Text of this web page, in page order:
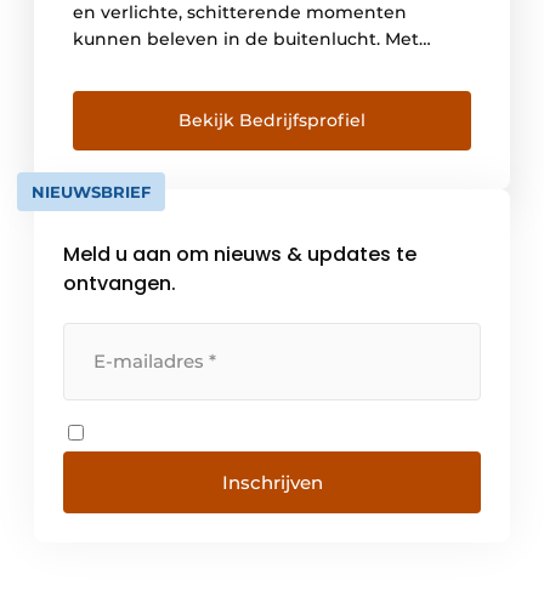
en verlichte, schitterende momenten
kunnen beleven in de buitenlucht. Met
zonweringen en pergola’s en accessoires
zoals glazen deuren, verlichtings- en
geluidssystemen en verwarmingstoestellen.
Wij brengen het “Made in Italy” naar de
wereld, samen met uitmuntendheid in […]
Bekijk Bedrijfsprofiel
NIEUWSBRIEF
Meld u aan om nieuws & updates te
ontvangen.
Inschrijven